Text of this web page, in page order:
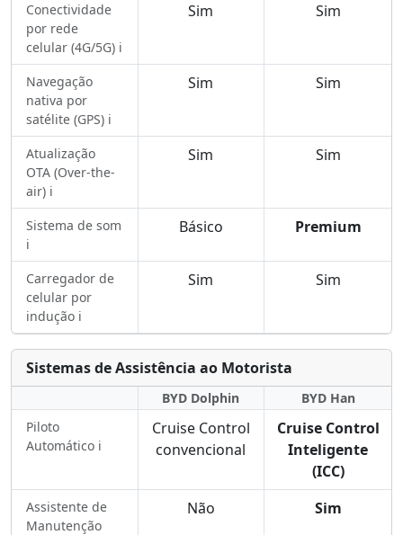
Conectividade
por rede
celular (4G/5G) ℹ️
Sim Sim
Navegação
nativa por
satélite (GPS) ℹ️
Sim Sim
Atualização
OTA (Over-the-
air) ℹ️
Sim Sim
Sistema de som
ℹ️
Básico Premium
Carregador de
celular por
indução ℹ️
Sim Sim
Sistemas de Assistência ao Motorista
BYD Dolphin
BYD Han
Piloto
Automático ℹ️
Cruise Control
convencional
Cruise Control
Inteligente
(ICC)
Assistente de
Manutenção
Não Sim